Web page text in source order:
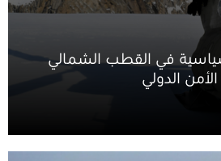
في القطب الشمالي
الدولي